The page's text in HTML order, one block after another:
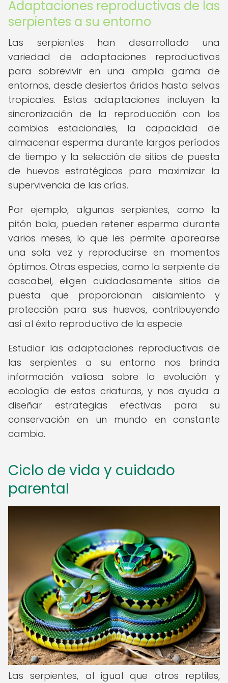
Adaptaciones reproductivas de las
serpientes a su entorno
Las serpientes han desarrollado una
variedad de adaptaciones reproductivas
para sobrevivir en una amplia gama de
entornos, desde desiertos áridos hasta selvas
tropicales. Estas adaptaciones incluyen la
sincronización de la reproducción con los
cambios estacionales, la capacidad de
almacenar esperma durante largos períodos
de tiempo y la selección de sitios de puesta
de huevos estratégicos para maximizar la
supervivencia de las crías.
Por ejemplo, algunas serpientes, como la
pitón bola, pueden retener esperma durante
varios meses, lo que les permite aparearse
una sola vez y reproducirse en momentos
óptimos. Otras especies, como la serpiente de
cascabel, eligen cuidadosamente sitios de
puesta que proporcionan aislamiento y
protección para sus huevos, contribuyendo
así al éxito reproductivo de la especie.
Estudiar las adaptaciones reproductivas de
las serpientes a su entorno nos brinda
información valiosa sobre la evolución y
ecología de estas criaturas, y nos ayuda a
diseñar estrategias efectivas para su
conservación en un mundo en constante
cambio.
Ciclo de vida y cuidado
parental
Las serpientes, al igual que otros reptiles,